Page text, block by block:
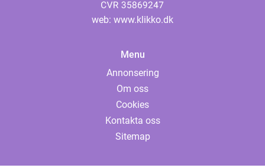
web: www.klikko.dk
Menu
Annonsering
Om oss
Cookies
Kontakta oss
Sitemap